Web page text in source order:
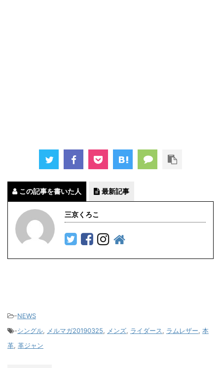
この記事を書いた人 最新記事
三京くろこ
-NEWS
-シングル, メルマガ20190325, メンズ, ライダース, ラムレザー, 本
革, 革ジャン